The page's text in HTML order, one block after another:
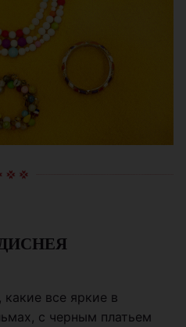
какие все яркие в
с черным платьем